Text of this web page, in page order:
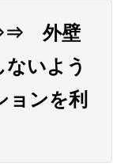
外壁
いよう
ョンを利